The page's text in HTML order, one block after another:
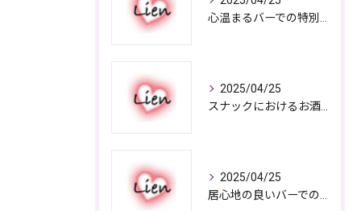
2025/04/25
2025/04/25